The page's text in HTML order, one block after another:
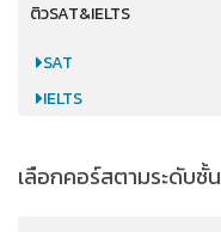
ติวSAT&IELTS
SAT
IELTS
เลือกคอร์สตามระดับชั้น